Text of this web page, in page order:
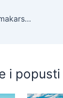
Hotel Horizont – Ljeto na makarskoj rivijeri, Baška Voda, Makarska rivijera, Dalmacija, Hrvatska – 1.320 EUR – 5x noćenje u Superior dvokrevetnoj sobi s balkonom za 2 osobe, Polupansion (buffet doručak i večera) – Akcija
i popusti